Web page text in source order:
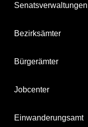
Senatsverwaltungen
Bezirksämter
Bürgerämter
Jobcenter
Einwanderungsamt